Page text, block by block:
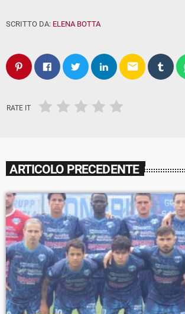
SCRITTO DA: ELENA BOTTA
email
RATE IT
ARTICOLO PRECEDENTE